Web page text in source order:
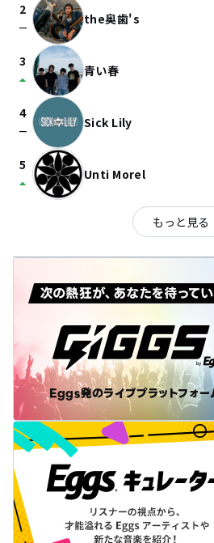
2
check_indeterminate_small the奥歯's
3
arrow_drop_up 青い春
4
check_indeterminate_small Sick Lily
5
arrow_drop_up Unti Morel
もっと見る